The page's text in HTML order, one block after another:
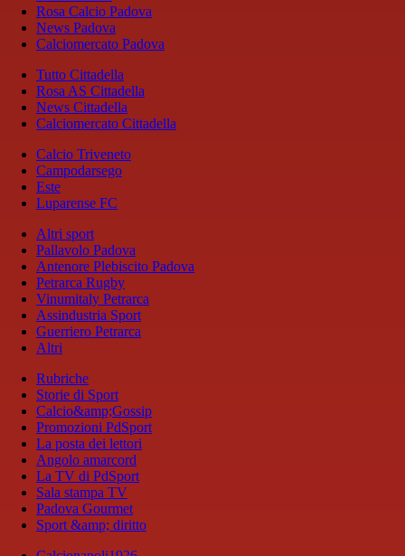
Rosa Calcio Padova
News Padova
Calciomercato Padova
Tutto Cittadella
Rosa AS Cittadella
News Cittadella
Calciomercato Cittadella
Calcio Triveneto
Campodarsego
Este
Luparense FC
Altri sport
Pallavolo Padova
Antenore Plebiscito Padova
Petrarca Rugby
Vinumitaly Petrarca
Assindustria Sport
Guerriero Petrarca
Altri
Rubriche
Storie di Sport
Calcio&amp;Gossip
Promozioni PdSport
La posta dei lettori
Angolo amarcord
La TV di PdSport
Sala stampa TV
Padova Gourmet
Sport &amp; diritto